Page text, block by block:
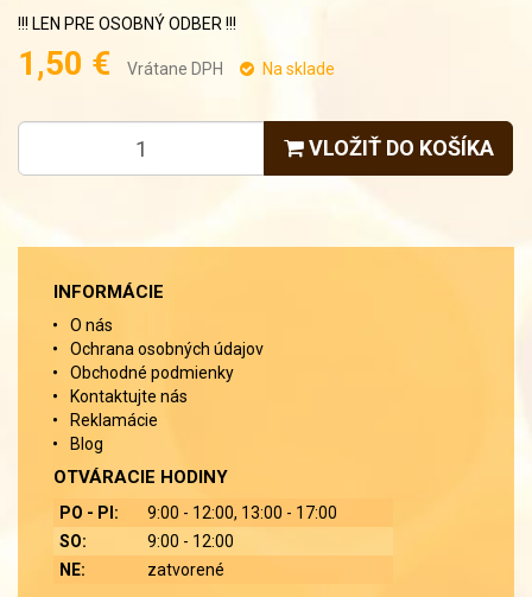
!!! LEN PRE OSOBNÝ ODBER !!!
1,50 € Vrátane DPH Na sklade
VLOŽIŤ DO KOŠÍKA
INFORMÁCIE
O nás
Ochrana osobných údajov
Obchodné podmienky
Kontaktujte nás
Reklamácie
Blog
OTVÁRACIE HODINY
PO - PI:
9:00 - 12:00, 13:00 - 17:00
SO:
9:00 - 12:00
NE:
zatvorené